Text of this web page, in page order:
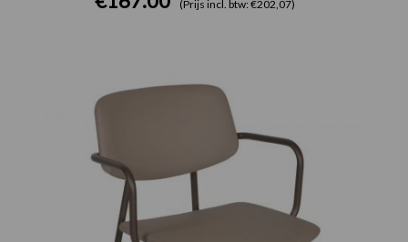
(Prijs incl. btw: €202,07)